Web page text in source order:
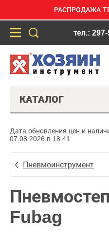
РАСПРОДАЖА
тел.:
КАТАЛОГ
Дата обновления цен и
07.08.2026 в 18:41
Пневмоинструмент
Fubag